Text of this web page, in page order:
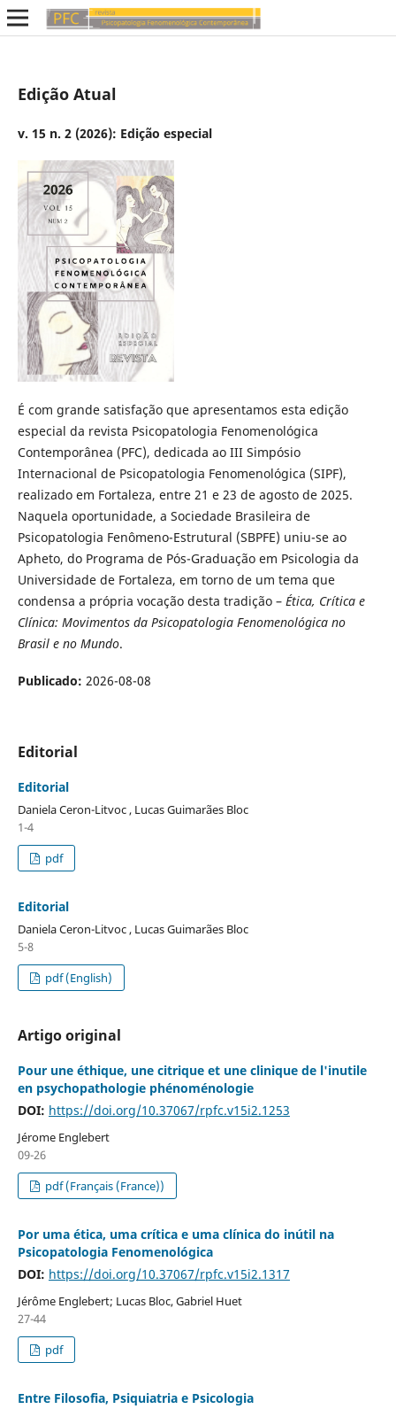
Edição Atual
v. 15 n. 2 (2026): Edição especial
É com grande satisfação que apresentamos esta edição
especial da revista Psicopatologia Fenomenológica
Contemporânea (PFC), dedicada ao III Simpósio
Internacional de Psicopatologia Fenomenológica (SIPF),
realizado em Fortaleza, entre 21 e 23 de agosto de 2025.
Naquela oportunidade, a Sociedade Brasileira de
Psicopatologia Fenômeno-Estrutural (SBPFE) uniu-se ao
Apheto, do Programa de Pós-Graduação em Psicologia da
Universidade de Fortaleza, em torno de um tema que
condensa a própria vocação desta tradição – Ética, Crítica e
Clínica: Movimentos da Psicopatologia Fenomenológica no
Brasil e no Mundo.
Publicado: 2026-08-08
Editorial
Editorial
Daniela Ceron-Litvoc , Lucas Guimarães Bloc
1-4
pdf
Editorial
Daniela Ceron-Litvoc , Lucas Guimarães Bloc
5-8
pdf (English)
Artigo original
Pour une éthique, une citrique et une clinique de l'inutile
en psychopathologie phénoménologie
DOI: https://doi.org/10.37067/rpfc.v15i2.1253
Jérome Englebert
09-26
pdf (Français (France))
Por uma ética, uma crítica e uma clínica do inútil na
Psicopatologia Fenomenológica
DOI: https://doi.org/10.37067/rpfc.v15i2.1317
Jérôme Englebert; Lucas Bloc, Gabriel Huet
27-44
pdf
Entre Filosofia, Psiquiatria e Psicologia